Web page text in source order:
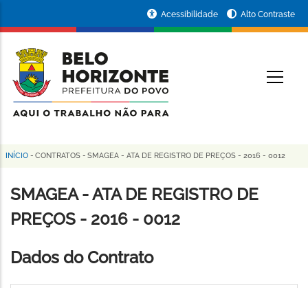
conteúdo
principal
da
Prefeitura
de
Horizonte
Acessibilidade Alto Contraste
Trilha
de
navegação
INÍCIO - CONTRATOS - SMAGEA - ATA DE REGISTRO DE PREÇOS - 2016 - 0012
SMAGEA - ATA DE REGISTRO DE
PREÇOS - 2016 - 0012
Dados do Contrato